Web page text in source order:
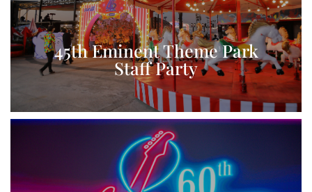
45th Eminent Theme Park
Staff Party
View More